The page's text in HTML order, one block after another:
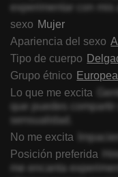
experimentar con mis
sexo Mujer
Apariencia del sexo
Tipo de cuerpo
Grupo étnico Europea
Lo que me excita
que puedes
sensualidad.
No me excita
Posición preferida
me encanta